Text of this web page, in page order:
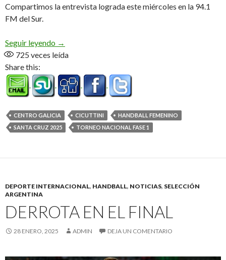
Compartimos la entrevista lograda este miércoles en la 94.1
FM del Sur.
Seguir leyendo «Es algo que veníamos buscando hace rato»
→
725 veces leída
Share this:
CENTRO GALICIA CICUTTINI
HANDBALL FEMENINO
SANTA CRUZ 2025
TORNEO NACIONAL FASE 1
DEPORTE INTERNACIONAL, HANDBALL, NOTICIAS, SELECCIÓN
ARGENTINA
DERROTA EN EL FINAL
28 ENERO, 2025 ADMIN DEJA UN COMENTARIO